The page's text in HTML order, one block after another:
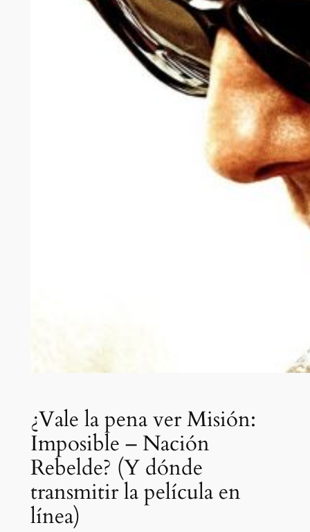
¿Vale la pena ver Misión:
Imposible – Nación
Rebelde? (Y dónde
transmitir la película en
línea)